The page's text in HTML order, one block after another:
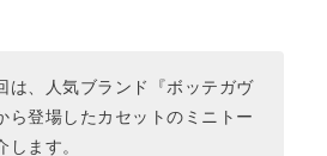
は、人気ブランド『ボッテガヴ
ら登場したカセットのミニトー
します。